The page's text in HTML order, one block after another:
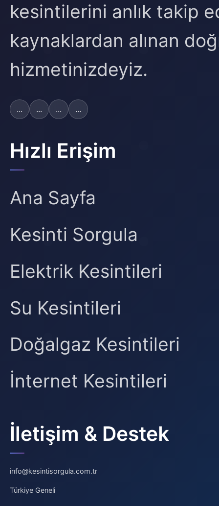
kesintilerini anlık takip
kaynaklardan alınan
hizmetinizdeyiz.
... ... ... ...
Hızlı Erişim
Ana Sayfa
Kesinti Sorgula
Elektrik Kesintileri
Su Kesintileri
Doğalgaz Kesintileri
İnternet Kesintileri
İletişim & Destek
info@kesintisorgula.com.tr
Türkiye Geneli